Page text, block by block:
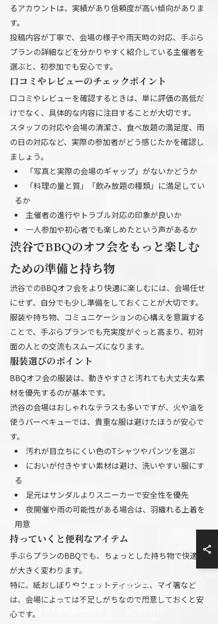
るアカウントは、実績があり信頼度が高い傾向がありま
す。
投稿内容が丁寧で、会場の様子や雨天時の対応、手ぶら
プランの詳細などを分かりやすく紹介している主催者を
選ぶと、初参加でも安心です。
口コミやレビューのチェックポイント
口コミやレビューを確認するときは、単に評価の高低だ
けでなく、具体的な内容に注目することが大切です。
スタッフの対応や会場の清潔さ、食べ放題の満足度、雨
の日の対応など、実際の参加者がどう感じたかを確認し
ましょう。
「写真と実際の会場のギャップ」がないかどうか
「料理の量と質」「飲み放題の種類」に満足してい
るか
主催者の進行やトラブル対応の印象が良いか
一人参加や初心者でも楽しめたという声があるか
渋谷でBBQのオフ会をもっと楽しむ
ための準備と持ち物
渋谷でのBBQオフ会をより快適に楽しむには、会場任せ
にせず、自分でも少し準備をしておくことが大切です。
服装や持ち物、コミュニケーションの心構えを意識する
ことで、手ぶらプランでも充実度がぐっと高まり、初対
面の人との交流もスムーズになります。
服装選びのポイント
BBQオフ会の服装は、動きやすさと汚れても大丈夫な素
材を優先するのが基本です。
渋谷の会場はおしゃれなテラスも多いですが、火や油を
使うバーベキューでは、貴重な服は避けたほうが安心で
す。
汚れが目立ちにくい色のTシャツやパンツを選ぶ
においが付きやすい素材は避け、洗いやすい服にす
る
足元はサンダルよりスニーカーで安全性を優先
夜開催や雨の可能性がある場合は、羽織れる上着を
用意
持っていくと便利なアイテム
手ぶらプランのBBQでも、ちょっとした持ち物で快適さ
が大きく変わります。
特に、紙おしぼりやウェットティッシュ、マイ箸など
は、会場によっては不足しがちなので用意しておくと安
心です。
03-6277-5934